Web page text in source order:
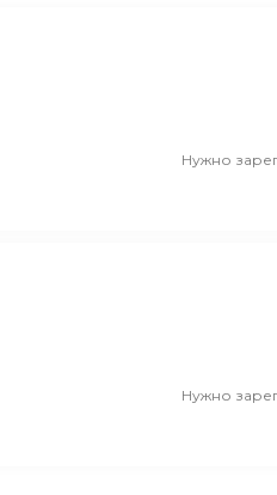
Нужно
Нужно